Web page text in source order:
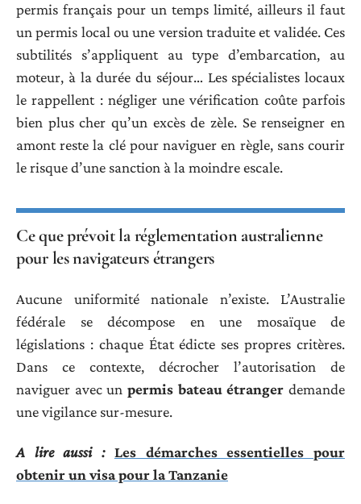
permis français pour un temps limité, ailleurs il faut
un permis local ou une version traduite et validée. Ces
subtilités s’appliquent au type d’embarcation, au
moteur, à la durée du séjour… Les spécialistes locaux
le rappellent : négliger une vérification coûte parfois
bien plus cher qu’un excès de zèle. Se renseigner en
amont reste la clé pour naviguer en règle, sans courir
le risque d’une sanction à la moindre escale.
Ce que prévoit la réglementation australienne
pour les navigateurs étrangers
Aucune uniformité nationale n’existe. L’Australie
fédérale se décompose en une mosaïque de
législations : chaque État édicte ses propres critères.
Dans ce contexte, décrocher l’autorisation de
naviguer avec un permis bateau étranger demande
une vigilance sur-mesure.
A lire aussi : Les démarches essentielles pour
obtenir un visa pour la Tanzanie